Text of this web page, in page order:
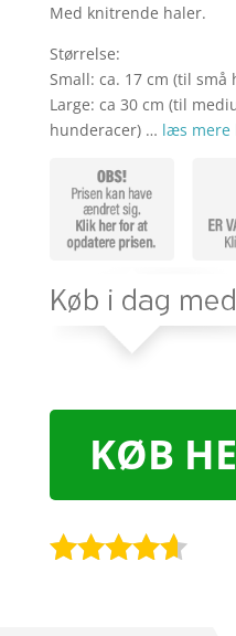
Med knitrende haler.
Størrelse:
Small: ca. 17 cm (til små
Large: ca 30 cm (til
hunderacer) … læs mere
KØB